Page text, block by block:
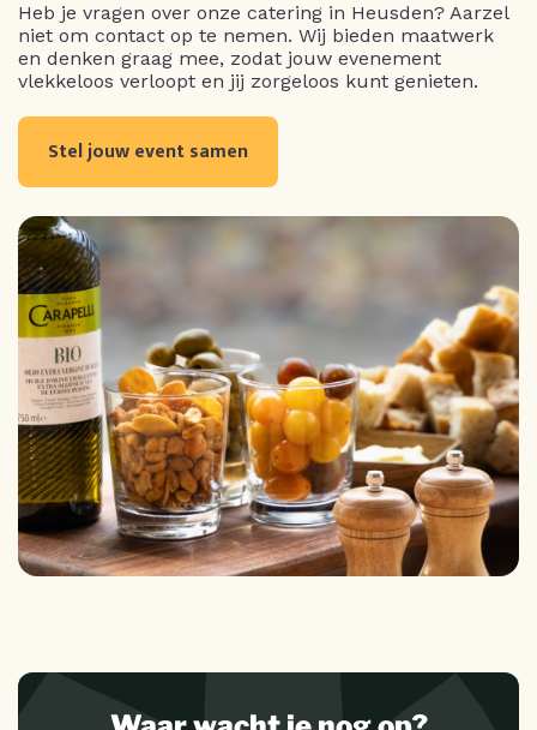
Heb je vragen over onze catering in Heusden? Aarzel
niet om contact op te nemen. Wij bieden maatwerk
en denken graag mee, zodat jouw evenement
vlekkeloos verloopt en jij zorgeloos kunt genieten.
Stel jouw event samen